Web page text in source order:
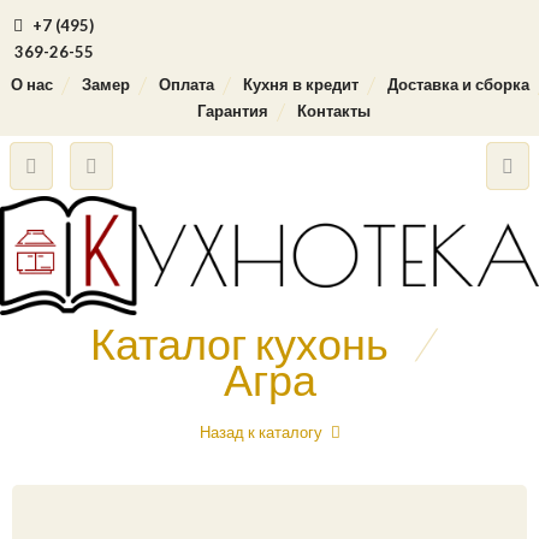
+7 (495)
369-26-55
О нас
Замер Оплата Кухня в кредит
Доставка и сборка
Гарантия
Контакты
Каталог кухонь /
Агра
Назад к каталогу